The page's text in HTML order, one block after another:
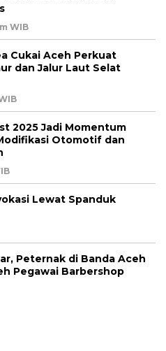
WIB
Cukai Aceh Perkuat
dan Jalur Laut Selat
2025 Jadi Momentum
Otomotif dan
Lewat Spanduk
Peternak di Banda Aceh
Pegawai Barbershop